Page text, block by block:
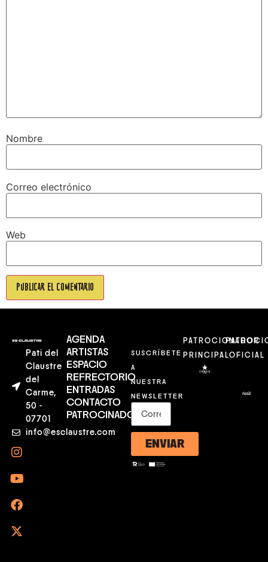
Nombre
Correo electrónico
Web
Pati del
Claustre
del
Carme,
50 -
07701
info@esclaustre.com
AGENDA
ARTISTAS
ESPACIO
REFRECTORIO
ENTRADAS
CONTACTO
PATROCINADORES
SUSCRÍBETE
A
NUESTRA
NEWSLETTER
ENVIAR
PATROCIONADOR
PRINCIPALOFICIAL